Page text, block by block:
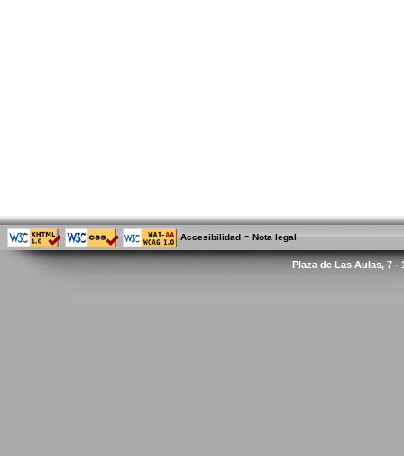
Accesibilidad - Nota legal
Plaza de Las Aulas, 7 -